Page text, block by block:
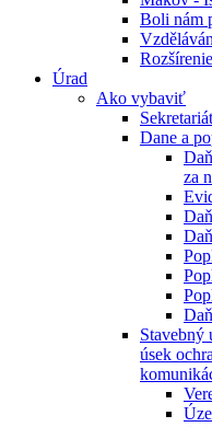
Boli nám
Úrad
Ako vybaviť
Sekretariát
Dane a
za
Stavebný
úsek